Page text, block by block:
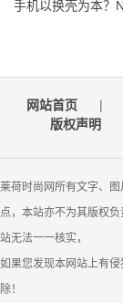
手机以换壳为本？
网站首页 |
版权声明
莱荷时尚网所有文字、
点，本站亦不为其版权
站无法一一核实，
如果您发现本网站上有
除！